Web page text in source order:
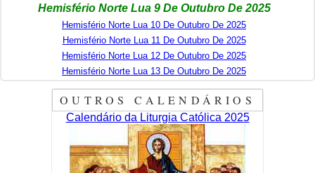
Hemisfério Norte Lua 9 De Outubro De 2025
Hemisfério Norte Lua 10 De Outubro De 2025
Hemisfério Norte Lua 11 De Outubro De 2025
Hemisfério Norte Lua 12 De Outubro De 2025
Hemisfério Norte Lua 13 De Outubro De 2025
OUTROS CALENDÁRIOS
Calendário da Liturgia Católica 2025